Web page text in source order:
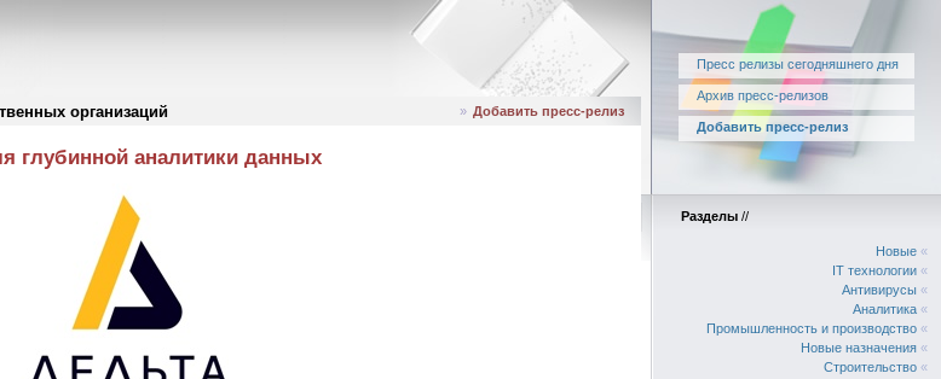
организаций
Пресс релизы сегодняшнего дня
Архив пресс-релизов
Добавить пресс-релиз
» Добавить пресс-релиз
глубинной аналитики данных
Разделы //
Новые «
IT технологии «
Антивирусы «
Аналитика «
Промышленность и производство «
Новые назначения «
Строительство «